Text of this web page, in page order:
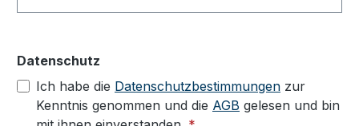
Datenschutz
Ich habe die Datenschutzbestimmungen zur
Kenntnis genommen und die AGB gelesen und bin